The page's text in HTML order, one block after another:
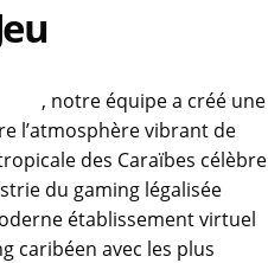
, notre équipe a créé une
l’atmosphère vibrant de
des Caraïbes célèbre
du gaming légalisée
établissement virtuel
caribéen avec les plus